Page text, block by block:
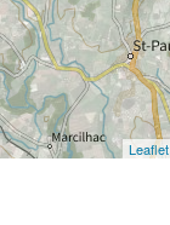
Leaflet